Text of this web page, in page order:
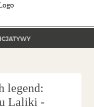
legend:
Laliki -